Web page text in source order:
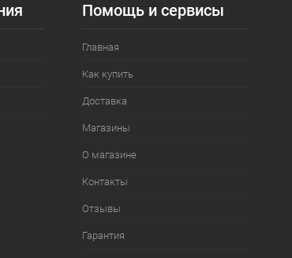
Помощь и сервисы
Главная
Как купить
Доставка
Магазины
О магазине
Контакты
Отзывы
Гарантия